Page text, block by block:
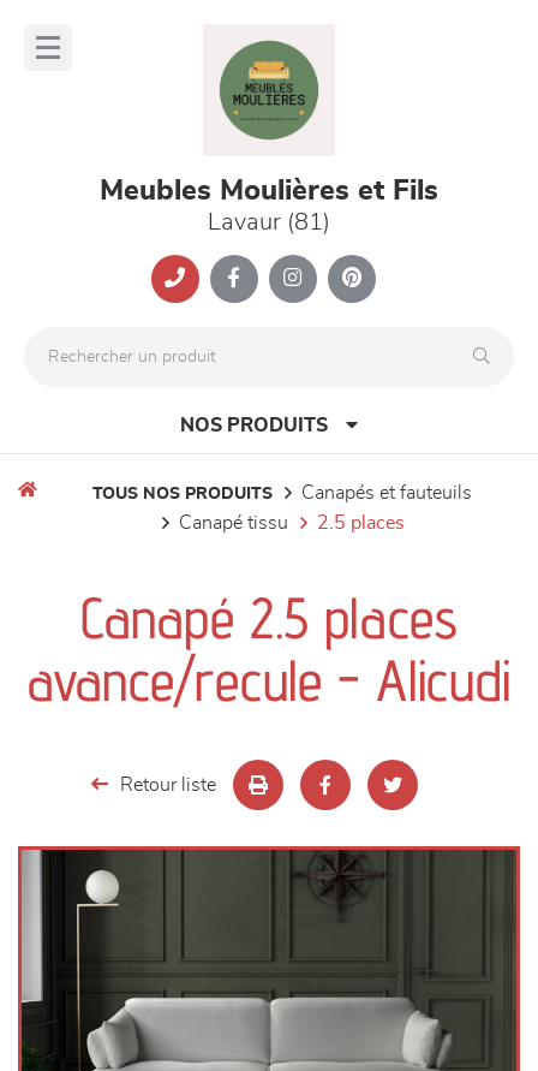
Meubles Moulières et Fils
Lavaur (81)
NOS PRODUITS
séjours
meubles de complément
décoration
TOUS NOS PRODUITS
canapés et fauteuils
canapé tissu
2.5 places
Canapé 2.5 places
avance/recule - Alicudi
Retour liste